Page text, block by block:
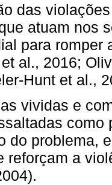
das
atuam nos
para romper
al., 2016;
Hunt et al.,
vividas e
do problema,
reforçam a